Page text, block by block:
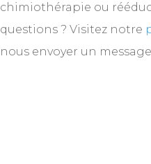
chimiothérapie ou
questions ? Visitez notre
nous envoyer un